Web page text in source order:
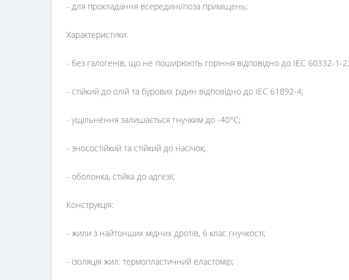
- для прокладання всередині/поза приміщень;
Характеристики:
- без галогенів, що не поширюють горіння відповідно до IEC 60332-1-2;
- стійкий до олій та бурових рідин відповідно до IEC 61892-4;
- ущільнення залишається гнучким до -40°C;
- зносостійкий та стійкий до насічок;
- оболонка, стійка до адгезії;
Конструкція:
- жили з найтонших мідних дротів, 6 клас гнучкості;
- ізоляція жил: термопластичний еластомір;